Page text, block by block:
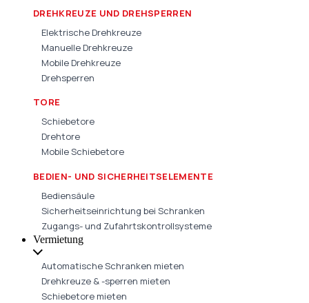
DREHKREUZE UND DREHSPERREN
Elektrische Drehkreuze
Manuelle Drehkreuze
Mobile Drehkreuze
Drehsperren
TORE
Schiebetore
Drehtore
Mobile Schiebetore
BEDIEN- UND SICHERHEITSELEMENTE
Bediensäule
Sicherheitseinrichtung bei Schranken
Zugangs- und Zufahrtskontrollsysteme
Vermietung
Automatische Schranken mieten
Drehkreuze & -sperren mieten
Schiebetore mieten